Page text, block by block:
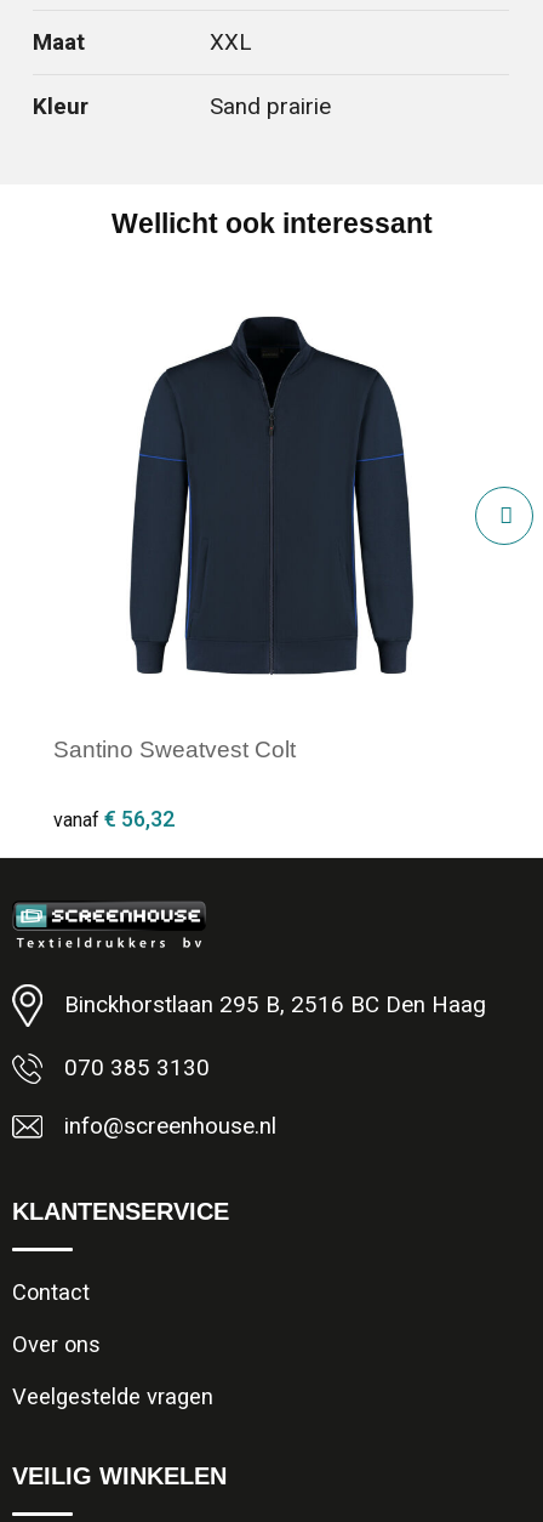
Maat XXL
Kleur Sand prairie
Wellicht ook interessant
Santino Sweatvest Colt
vanaf € 56,32
Minimale afname: 1
Binckhorstlaan 295 B, 2516 BC Den Haag
070 385 3130
info@screenhouse.nl
KLANTENSERVICE
Contact
Over ons
Veelgestelde vragen
VEILIG WINKELEN